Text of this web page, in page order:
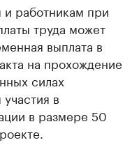
работникам при
труда может
выплата в
на прохождение
силах
в
в размере 50